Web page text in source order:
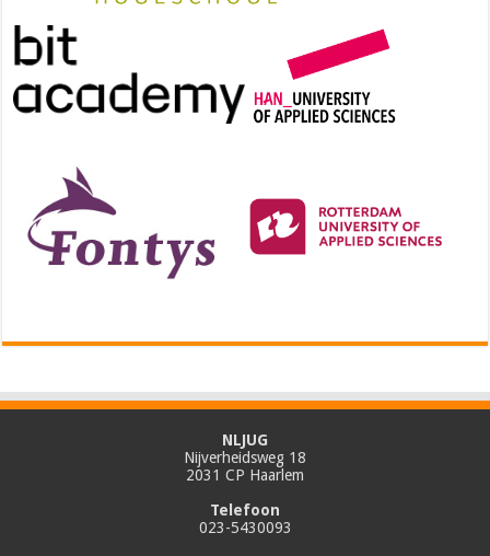
NLJUG
Nijverheidsweg 18
2031 CP Haarlem
Telefoon
023-5430093